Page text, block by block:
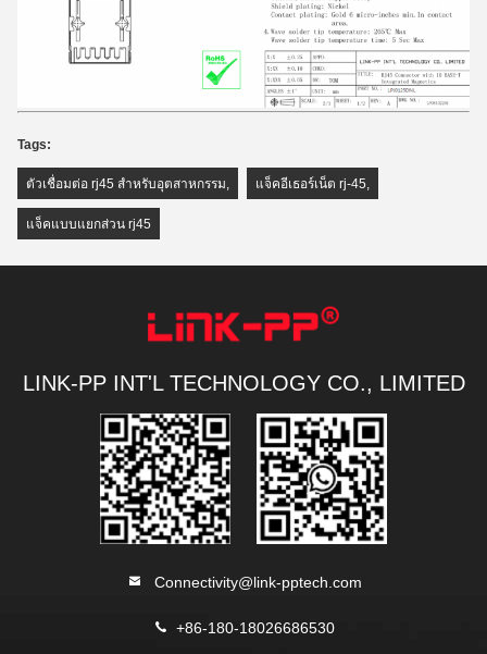
Tags:
ตัวเชื่อมต่อ rj45 สำหรับอุตสาหกรรม แจ็คอีเธอร์เน็ต rj-45
แจ็คแบบแยกส่วน rj45
LINK-PP INT'L TECHNOLOGY CO., LIMITED
Connectivity@link-pptech.com
+86-180-18026686530